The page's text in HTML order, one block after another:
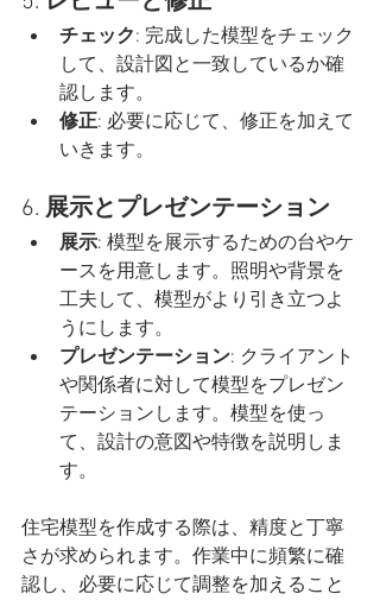
チェック: 完成した模型をチェック
して、設計図と一致しているか確
認します。
修正: 必要に応じて、修正を加えて
いきます。
6. 展示とプレゼンテーション
展示: 模型を展示するための台やケ
ースを用意します。照明や背景を
工夫して、模型がより引き立つよ
うにします。
プレゼンテーション: クライアント
や関係者に対して模型をプレゼン
テーションします。模型を使っ
て、設計の意図や特徴を説明しま
す。
住宅模型を作成する際は、精度と丁寧
さが求められます。作業中に頻繁に確
認し、必要に応じて調整を加えること